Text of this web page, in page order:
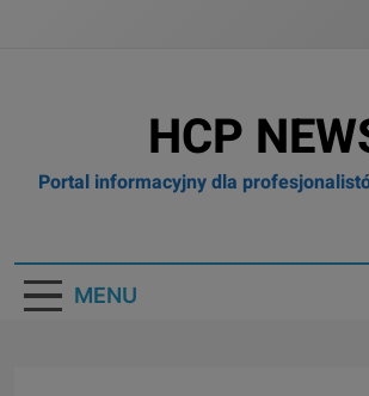
HCP
Portal informacyjny dla
MENU